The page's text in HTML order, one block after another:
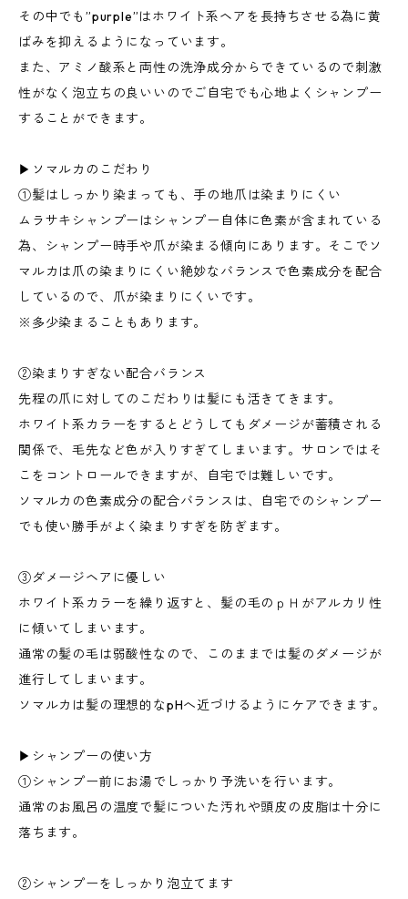
その中でも”purple”はホワイト系ヘアを長持ちさせる為に黄
ばみを抑えるようになっています。
また、アミノ酸系と両性の洗浄成分からできているので刺激
性がなく泡立ちの良いいのでご自宅でも心地よくシャンプー
することができます。
▶︎ソマルカのこだわり
①髪はしっかり染まっても、手の地爪は染まりにくい
ムラサキシャンプーはシャンプー自体に色素が含まれている
為、シャンプー時手や爪が染まる傾向にあります。そこでソ
マルカは爪の染まりにくい絶妙なバランスで色素成分を配合
しているので、爪が染まりにくいです。
※多少染まることもあります。
②染まりすぎない配合バランス
先程の爪に対してのこだわりは髪にも活きてきます。
ホワイト系カラーをするとどうしてもダメージが蓄積される
関係で、毛先など色が入りすぎてしまいます。サロンではそ
こをコントロールできますが、自宅では難しいです。
ソマルカの色素成分の配合バランスは、自宅でのシャンプー
でも使い勝手がよく染まりすぎを防ぎます。
③ダメージヘアに優しい
ホワイト系カラーを繰り返すと、髪の毛のｐＨがアルカリ性
に傾いてしまいます。
通常の髪の毛は弱酸性なので、このままでは髪のダメージが
進行してしまいます。
ソマルカは髪の理想的なpHへ近づけるようにケアできます。
▶︎シャンプーの使い方
①シャンプー前にお湯でしっかり予洗いを行います。
通常のお風呂の温度で髪についた汚れや頭皮の皮脂は十分に
落ちます。
②シャンプーをしっかり泡立てます